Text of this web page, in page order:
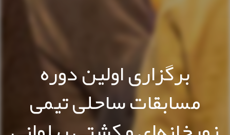
برگزاری اولین دوره
مسابقات ساحلی تیمی